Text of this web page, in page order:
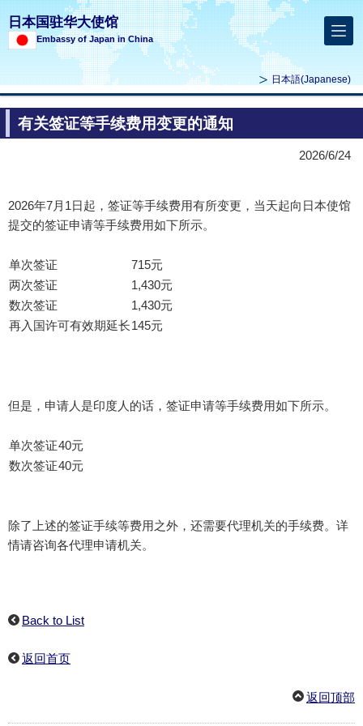
日本国驻华大使馆
Embassy of Japan in China
日本語(Japanese)
有关签证等手续费用变更的通知
2026/6/24
2026年7月1日起，签证等手续费用有所变更，当天起向日本使馆
提交的签证申请等手续费用如下所示。
单次签证
715元
两次签证
1,430元
数次签证
1,430元
再入国许可有效期延长145元
但是，申请人是印度人的话，签证申请等手续费用如下所示。
单次签证40元
数次签证40元
除了上述的签证手续等费用之外，还需要代理机关的手续费。详
情请咨询各代理申请机关。
Back to List
返回首页
返回顶部